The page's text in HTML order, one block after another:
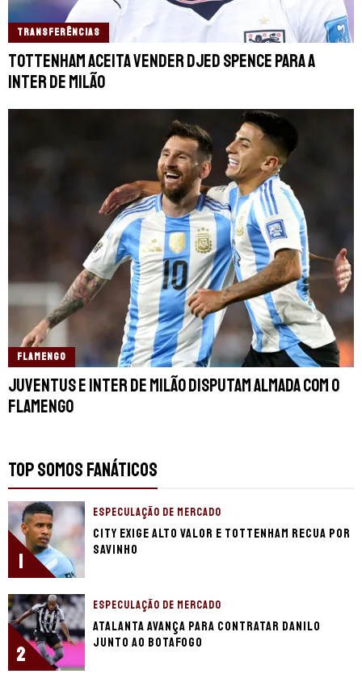
TRANSFERÊNCIAS
Tottenham aceita vender Djed Spence para a
Inter de Milão
FLAMENGO
Juventus e Inter de Milão disputam Almada com o
Flamengo
TOP SOMOS FANÁTICOS
1
ESPECULAÇÃO DE MERCADO
City exige alto valor e Tottenham recua por
Savinho
2
ESPECULAÇÃO DE MERCADO
Atalanta avança para contratar Danilo
junto ao Botafogo